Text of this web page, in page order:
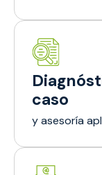
caso
y asesoría